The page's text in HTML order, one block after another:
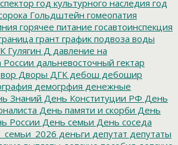
год культурного наследия год
Гольдштейн гомеопатия
горячее питание госавтоинспекция
грант график подвоза воды
Гулягин Д давление на
России дальневосточный гектар
Дворы ДГК дебош дебошир
демогрфия денежные
Знаний День Конституции РФ День
День памяти и скорби День
России День семьи День соседа
деньги депутат депутаты